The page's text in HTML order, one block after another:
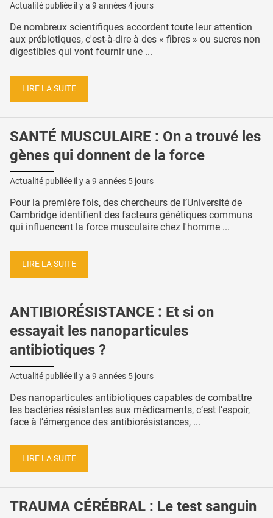
Actualité publiée il y a 9 années 4 jours
De nombreux scientifiques accordent toute leur attention
aux prébiotiques, c'est-à-dire à des « fibres » ou sucres non
digestibles qui vont fournir une ...
LIRE LA SUITE
SANTÉ MUSCULAIRE : On a trouvé les
gènes qui donnent de la force
Actualité publiée il y a 9 années 5 jours
Pour la première fois, des chercheurs de l’Université de
Cambridge identifient des facteurs génétiques communs
qui influencent la force musculaire chez l'homme ...
LIRE LA SUITE
ANTIBIORÉSISTANCE : Et si on
essayait les nanoparticules
antibiotiques ?
Actualité publiée il y a 9 années 5 jours
Des nanoparticules antibiotiques capables de combattre
les bactéries résistantes aux médicaments, c’est l’espoir,
face à l’émergence des antibiorésistances, ...
LIRE LA SUITE
TRAUMA CÉRÉBRAL : Le test sanguin